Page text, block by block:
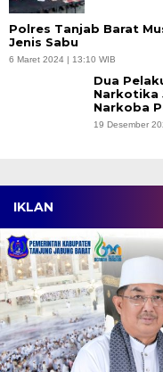
Polres Tanjab Barat
Jenis Sabu
6 Maret 2024 | 13:10 WIB
Dua
Narkotika
Narkoba
19 Desember
IKLAN